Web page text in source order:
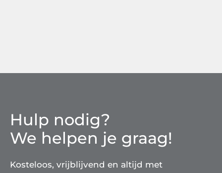
Hulp nodig?
We helpen je graag!
Kosteloos, vrijblijvend en altijd met